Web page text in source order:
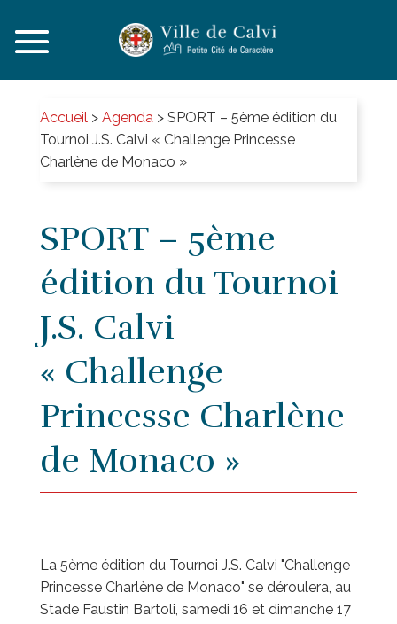
Accueil> Agenda> SPORT – 5ème édition du
Tournoi J.S. Calvi « Challenge Princesse
Charlène de Monaco »
SPORT – 5ème
édition du Tournoi
J.S. Calvi
« Challenge
Princesse Charlène
de Monaco »
La 5ème édition du Tournoi J.S. Calvi "Challenge
Princesse Charlène de Monaco" se déroulera, au
Stade Faustin Bartoli, samedi 16 et dimanche 17